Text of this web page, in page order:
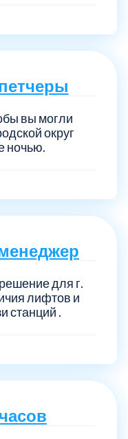
вы могли
округ
ночью.
для г.
лифтов и
станций .